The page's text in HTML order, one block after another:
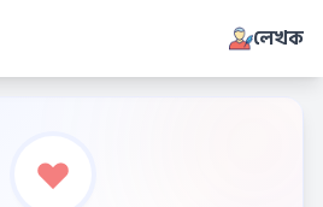
লেখক